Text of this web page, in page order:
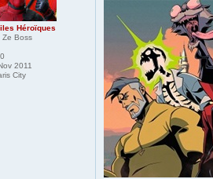
Héroïques
Ze Boss
2011
City